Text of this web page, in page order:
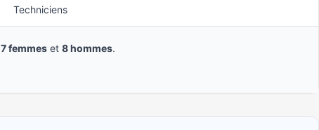
Techniciens
7 femmes et 8 hommes.